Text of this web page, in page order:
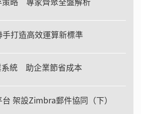
打造高效運算新標準
系統 助企業節省成本
架設Zimbra郵件協同（下）